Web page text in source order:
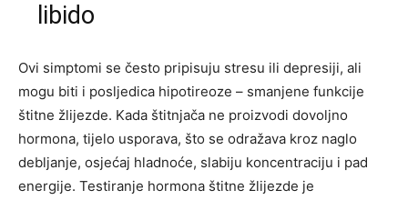
libido
Ovi simptomi se često pripisuju stresu ili depresiji, ali
mogu biti i posljedica hipotireoze – smanjene funkcije
štitne žlijezde. Kada štitnjača ne proizvodi dovoljno
hormona, tijelo usporava, što se odražava kroz naglo
debljanje, osjećaj hladnoće, slabiju koncentraciju i pad
energije. Testiranje hormona štitne žlijezde je